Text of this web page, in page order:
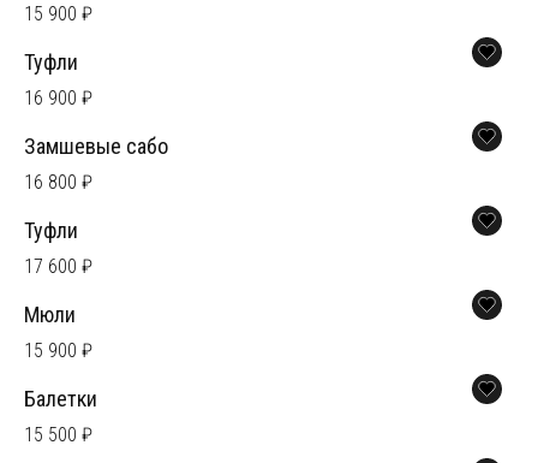
15 900 ₽
Туфли
16 900 ₽
Замшевые сабо
16 800 ₽
Туфли
17 600 ₽
Мюли
15 900 ₽
Балетки
15 500 ₽